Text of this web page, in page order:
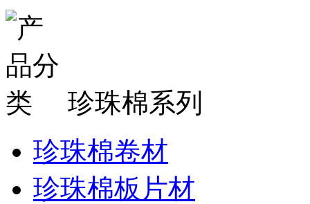
珍珠棉系列
珍珠棉卷材
珍珠棉板片材